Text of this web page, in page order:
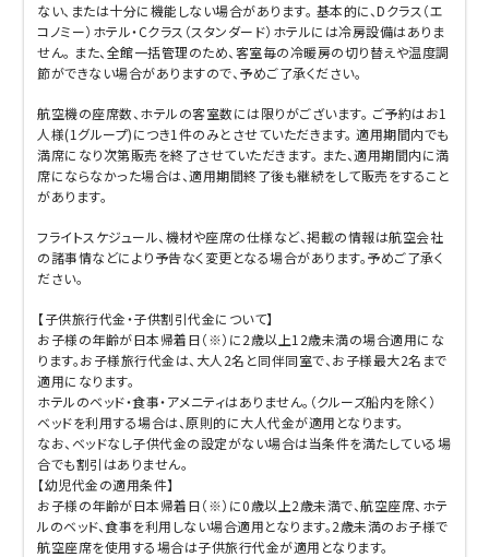
ない、または十分に機能しない場合があります。 基本的に、Dクラス（エ
コノミー）ホテル・Cクラス（スタンダード）ホテルには冷房設備はありま
せん。 また、全館一括管理のため、客室毎の冷暖房の切り替えや温度調
節ができない場合がありますので、予めご了承ください。
航空機の座席数、ホテルの客室数には限りがございます。 ご予約はお1
人様(1グループ)につき1件のみとさせていただきます。 適用期間内でも
満席になり次第販売を終了させていただきます。 また、適用期間内に満
席にならなかった場合は、適用期間終了後も継続をして販売をすること
があります。
フライトスケジュール、機材や座席の仕様など、掲載の情報は航空会社
の諸事情などにより予告なく変更となる場合があります。予めご了承く
ださい。
【子供旅行代金・子供割引代金について】
お子様の年齢が日本帰着日（※）に2歳以上12歳未満の場合適用にな
ります。お子様旅行代金は、大人2名と同伴同室で、お子様最大2名まで
適用になります。
ホテルのベッド・食事・アメニティはありません。（クルーズ船内を除く）
ベッドを利用する場合は、原則的に大人代金が適用となります。
なお、ベッドなし子供代金の設定がない場合は当条件を満たしている場
合でも割引はありません。
【幼児代金の適用条件】
お子様の年齢が日本帰着日（※）に0歳以上2歳未満で、航空座席、ホテ
ルのベッド、食事を利用しない場合適用となります。2歳未満のお子様で
航空座席を使用する場合は子供旅行代金が適用となります。